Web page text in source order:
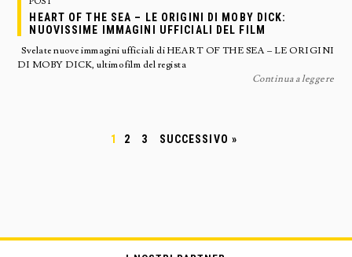
HEART OF THE SEA – LE ORIGINI DI MOBY DICK:
NUOVISSIME IMMAGINI UFFICIALI DEL FILM
Svelate nuove immagini ufficiali di HEART OF THE SEA – LE ORIGINI
DI MOBY DICK, ultimo film del regista
Continua a leggere
1 2 3 SUCCESSIVO »